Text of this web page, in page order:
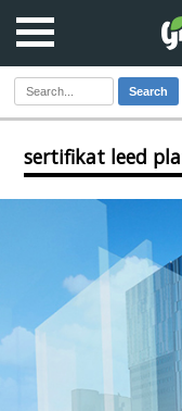
Search
sertifikat leed